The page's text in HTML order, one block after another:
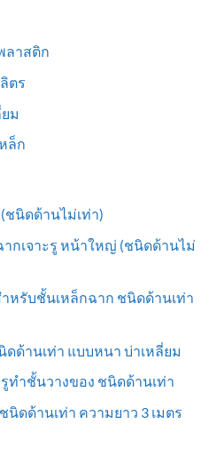
ลาสติก
ตร
ม
ล็ก
ชนิดด้านไม่เท่า)
กเจาะรู หน้าใหญ่ (ชนิดด้านไม่
หรับชั้นเหล็กฉาก ชนิดด้านเท่า
ด้านเท่า แบบหนา บ่าเหลี่ยม
ทำชั้นวางของ ชนิดด้านเท่า
ดด้านเท่า ความยาว 3 เมตร